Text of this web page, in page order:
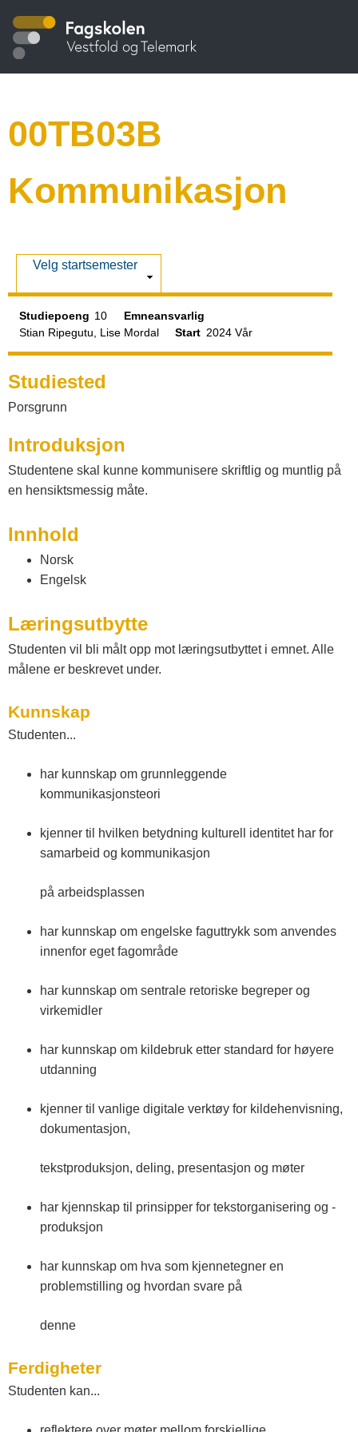
hovedinnhold
S
t
u
d
e
k
a
t
a
l
o
g
V
s
t
f
l
d
o
g
t
e
l
e
m
a
r
00TB03B
Kommunikasjon
V
Velg startsemester
Studiepoeng 10
Emneansvarlig
Stian Ripegutu, Lise Mordal
Start 2024 Vår
Studiested
Porsgrunn
Introduksjon
Studentene skal kunne kommunisere skriftlig og muntlig på
en hensiktsmessig måte.
Innhold
Norsk
Engelsk
Læringsutbytte
Studenten vil bli målt opp mot læringsutbyttet i emnet. Alle
målene er beskrevet under.
Kunnskap
Studenten...
har kunnskap om grunnleggende
kommunikasjonsteori
kjenner til hvilken betydning kulturell identitet har for
samarbeid og kommunikasjon
på arbeidsplassen
har kunnskap om engelske faguttrykk som anvendes
innenfor eget fagområde
har kunnskap om sentrale retoriske begreper og
virkemidler
har kunnskap om kildebruk etter standard for høyere
utdanning
kjenner til vanlige digitale verktøy for kildehenvisning,
dokumentasjon,
tekstproduksjon, deling, presentasjon og møter
har kjennskap til prinsipper for tekstorganisering og -
produksjon
har kunnskap om hva som kjennetegner en
problemstilling og hvordan svare på
denne
Ferdigheter
Studenten kan...